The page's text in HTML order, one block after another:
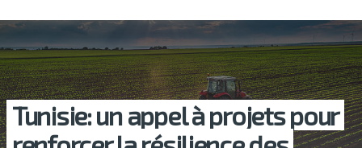
Tunisie: un appel à projets pour